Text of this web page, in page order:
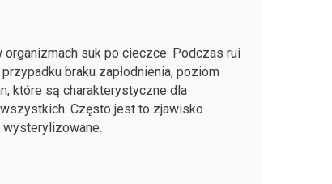
organizmach suk po cieczce. Podczas rui
braku zapłodnienia, poziom
które są charakterystyczne dla
Często jest to zjawisko
wysterylizowane.